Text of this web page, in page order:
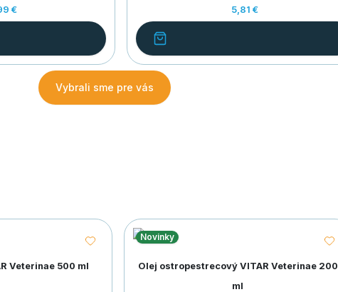
Veterinae 500 ml
Novinky
Olej ostropestrecový VITAR Veterinae 200
ml
€ 5,81 €
Vybrali sme pre vás